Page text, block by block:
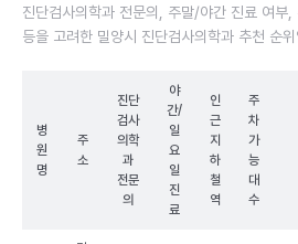
진단검사의학과 전문의, 주말/야간 진료 여부
등을 고려한 밀양시 진단검사의학과 추천 순
병
원
명
주
소
진단
검사
의학
과
전문
의
야
간/
일
요
일
진
료
인
근
지
하
철
역
주
차
가
능
대
수